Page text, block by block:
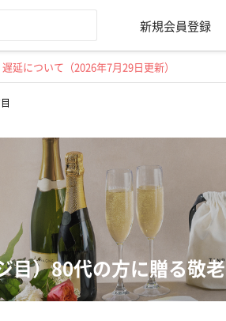
新規会員登録
延について（2026年7月29日更新）
目）80代の方に贈る敬